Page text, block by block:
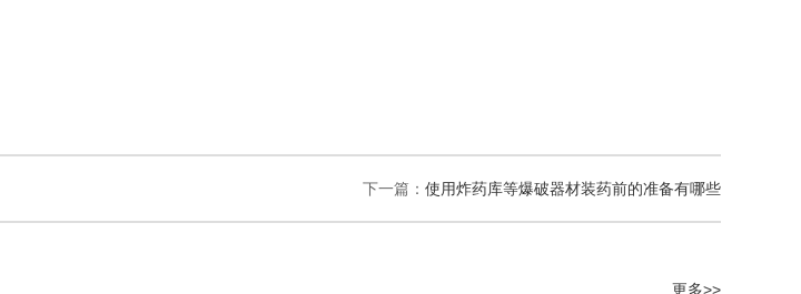
下一篇： 使用炸药库等爆破器材装药前的准备有哪些
更多>>